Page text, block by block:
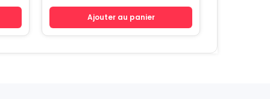
Ajouter au panier